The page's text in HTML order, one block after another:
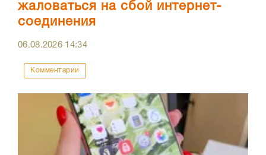
жаловаться на сбой интернет-
соединения
06.08.2026 14:34
Комментарии